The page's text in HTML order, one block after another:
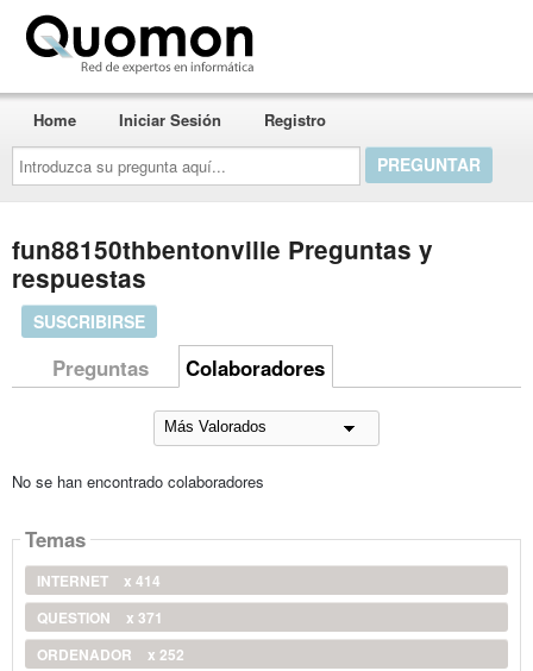
Introduzca
su
pregunta
aquí...
Home Iniciar Sesión Registro
fun88150thbentonville Preguntas y
respuestas
SUSCRIBIRSE
Preguntas Colaboradores
No se han encontrado colaboradores
Temas
INTERNET
x 414
QUESTION
x 371
ORDENADOR
x 252